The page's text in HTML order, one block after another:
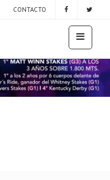
CONTACTO